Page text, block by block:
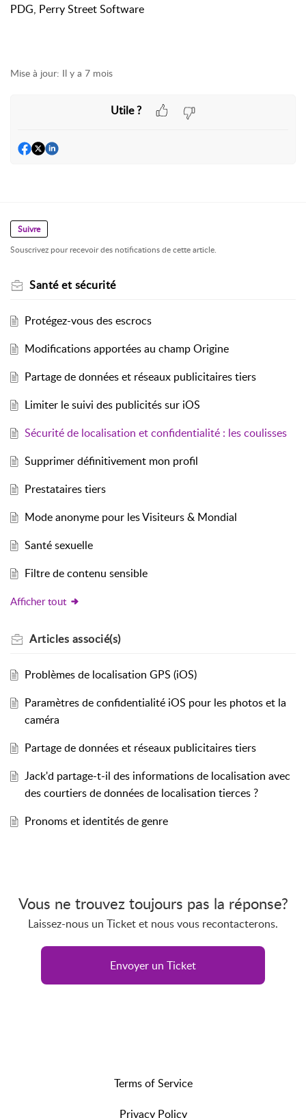
PDG, Perry Street Software
Mise à jour: Il y a 7 mois
Utile ?
Suivre
Souscrivez pour recevoir des notifications de cette article.
Santé et sécurité
Protégez-vous des escrocs
Modifications apportées au champ Origine
Partage de données et réseaux publicitaires tiers
Limiter le suivi des publicités sur iOS
Sécurité de localisation et confidentialité : les coulisses
Supprimer définitivement mon profil
Prestataires tiers
Mode anonyme pour les Visiteurs & Mondial
Santé sexuelle
Filtre de contenu sensible
Afficher tout
Articles associé(s)
Problèmes de localisation GPS (iOS)
Paramètres de confidentialité iOS pour les photos et la
caméra
Partage de données et réseaux publicitaires tiers
Jack'd partage-t-il des informations de localisation avec
des courtiers de données de localisation tierces ?
Pronoms et identités de genre
Vous ne trouvez toujours pas la réponse?
Laissez-nous un Ticket et nous vous recontacterons.
Envoyer un Ticket
Terms of Service
Privacy Policy